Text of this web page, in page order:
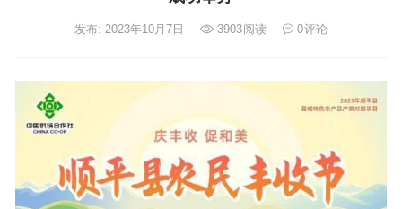
发布: 2023年10月7日 3903阅读 0评论